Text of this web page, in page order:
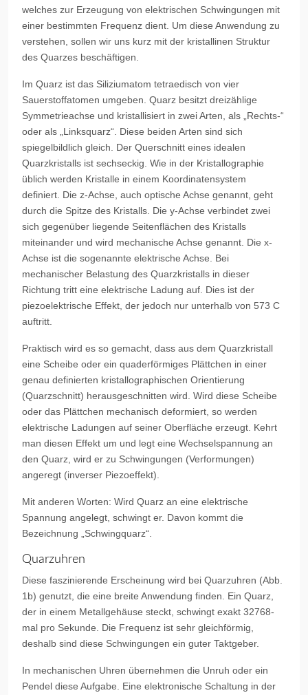
welches zur Erzeugung von elektrischen Schwingungen mit
einer bestimmten Frequenz dient. Um diese Anwendung zu
verstehen, sollen wir uns kurz mit der kristallinen Struktur
des Quarzes beschäftigen.
Im Quarz ist das Siliziumatom tetraedisch von vier
Sauerstoffatomen umgeben. Quarz besitzt dreizählige
Symmetrieachse und kristallisiert in zwei Arten, als „Rechts-“
oder als „Linksquarz“. Diese beiden Arten sind sich
spiegelbildlich gleich. Der Querschnitt eines idealen
Quarzkristalls ist sechseckig. Wie in der Kristallographie
üblich werden Kristalle in einem Koordinatensystem
definiert. Die z-Achse, auch optische Achse genannt, geht
durch die Spitze des Kristalls. Die y-Achse verbindet zwei
sich gegenüber liegende Seitenflächen des Kristalls
miteinander und wird mechanische Achse genannt. Die x-
Achse ist die sogenannte elektrische Achse. Bei
mechanischer Belastung des Quarzkristalls in dieser
Richtung tritt eine elektrische Ladung auf. Dies ist der
piezoelektrische Effekt, der jedoch nur unterhalb von 573 C
auftritt.
Praktisch wird es so gemacht, dass aus dem Quarzkristall
eine Scheibe oder ein quaderförmiges Plättchen in einer
genau definierten kristallographischen Orientierung
(Quarzschnitt) herausgeschnitten wird. Wird diese Scheibe
oder das Plättchen mechanisch deformiert, so werden
elektrische Ladungen auf seiner Oberfläche erzeugt. Kehrt
man diesen Effekt um und legt eine Wechselspannung an
den Quarz, wird er zu Schwingungen (Verformungen)
angeregt (inverser Piezoeffekt).
Mit anderen Worten: Wird Quarz an eine elektrische
Spannung angelegt, schwingt er. Davon kommt die
Bezeichnung „Schwingquarz“.
Quarzuhren
Diese faszinierende Erscheinung wird bei Quarzuhren (Abb.
1b) genutzt, die eine breite Anwendung finden. Ein Quarz,
der in einem Metallgehäuse steckt, schwingt exakt 32768-
mal pro Sekunde. Die Frequenz ist sehr gleichförmig,
deshalb sind diese Schwingungen ein guter Taktgeber.
In mechanischen Uhren übernehmen die Unruh oder ein
Pendel diese Aufgabe. Eine elektronische Schaltung in der